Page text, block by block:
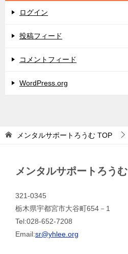
ログイン
投稿フィード
コメントフィード
WordPress.org
メンタルサポートろうむ TOP
メンタルサポートろうむ
321-0345
栃木県宇都宮市大谷町654－1
Tel:028-652-7208
Email:sr@yhlee.org